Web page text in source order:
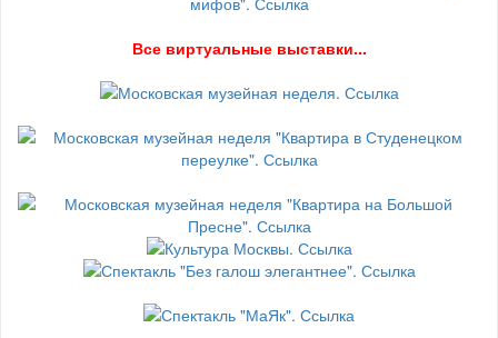
Все виртуальные выставки...